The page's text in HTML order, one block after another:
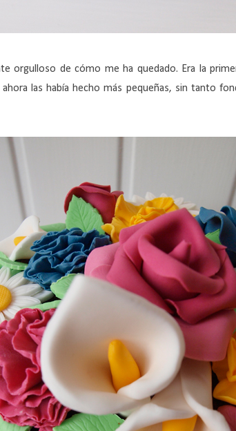
orgulloso de cómo me ha quedado. Era la
las había hecho más pequeñas, sin tanto